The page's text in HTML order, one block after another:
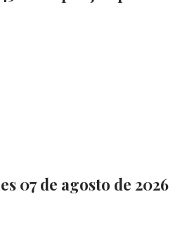
07 de agosto de 2026